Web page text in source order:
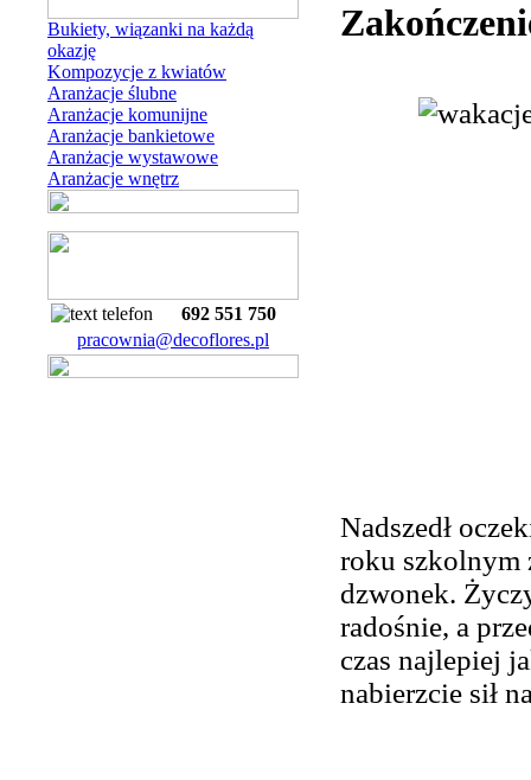
Bukiety, wiązanki na każdą
okazję
Kompozycje z kwiatów
Aranżacje ślubne
Aranżacje komunijne
Aranżacje bankietowe
Aranżacje wystawowe
Aranżacje wnętrz
692 551 750
pracownia@decoflores.pl
Nadszedł
roku szkolnym
dzwonek.
radośnie, a
czas najlepiej
nabierzcie sił